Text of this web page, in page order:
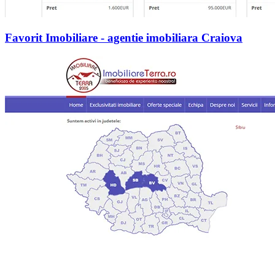
Favorit Imobiliare - agentie imobiliara Craiova